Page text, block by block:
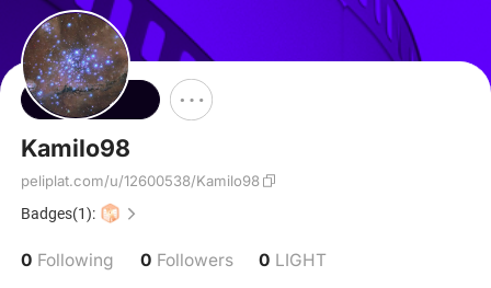
Follow
Kamilo98
peliplat.com/u/12600538/Kamilo98
Badges(1):
0 Following 0 Followers 0 LIGHT